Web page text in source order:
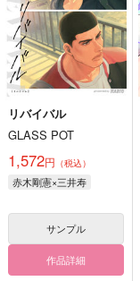
リバイバル
GLASS POT
1,572円 （税込）
赤木剛憲×三井寿
サンプル
作品詳細